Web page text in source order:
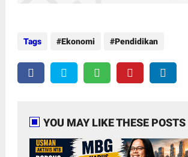
Tags Ekonomi Pendidikan
YOU MAY LIKE THESE POSTS